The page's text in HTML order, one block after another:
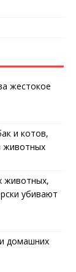
жестокое
и котов,
животных
животных,
убивают
домашних